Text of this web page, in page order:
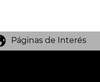
Páginas de Interés